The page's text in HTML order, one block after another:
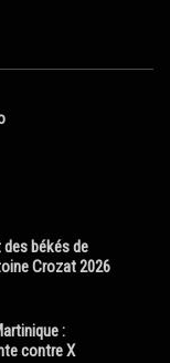
des békés de
Crozat 2026
:
contre X